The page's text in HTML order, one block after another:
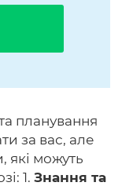
планування
за вас, але
які можуть
1. Знання та